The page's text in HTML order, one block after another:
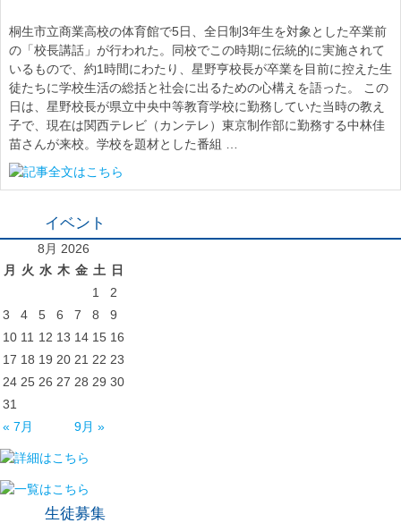
桐生市立商業高校の体育館で5日、全日制3年生を対象とした卒業前
の「校長講話」が行われた。同校でこの時期に伝統的に実施されて
いるもので、約1時間にわたり、星野亨校長が卒業を目前に控えた生
徒たちに学校生活の総括と社会に出るための心構えを語った。 この
日は、星野校長が県立中央中等教育学校に勤務していた当時の教え
子で、現在は関西テレビ（カンテレ）東京制作部に勤務する中林佳
苗さんが来校。学校を題材とした番組 …
イベント
8月 2026
月
火 水 木 金 土
日
1
2
3
4 5 6 7 8
9
10 11 12 13 14 15 16
17 18 19 20 21 22 23
24 25 26 27 28 29 30
31
« 7月
9月 »
生徒募集